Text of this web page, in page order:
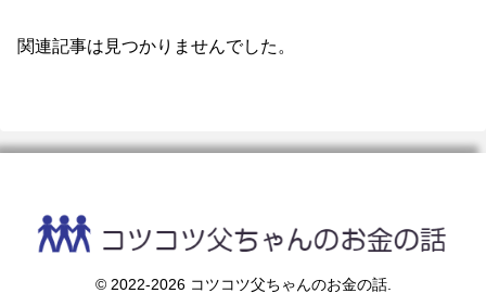
関連記事は見つかりませんでした。
© 2022-2026 コツコツ父ちゃんのお金の話.